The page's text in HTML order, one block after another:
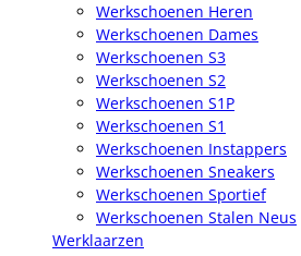
Werkschoenen Heren
Werkschoenen Dames
Werkschoenen S3
Werkschoenen S2
Werkschoenen S1P
Werkschoenen S1
Werkschoenen Instappers
Werkschoenen Sneakers
Werkschoenen Sportief
Werkschoenen Stalen Neus
Werklaarzen